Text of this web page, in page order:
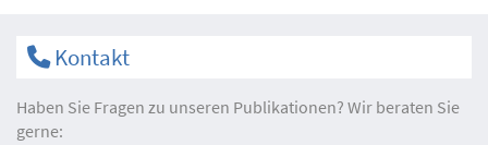
Kontakt
Haben Sie Fragen zu unseren Publikationen? Wir beraten Sie
gerne: